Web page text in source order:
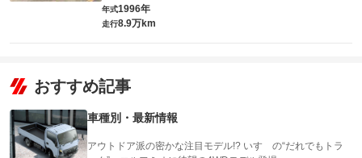
年式1996年
走行8.9万km
おすすめ記事
車種別・最新情報
アウトドア派の密かな注目モデル!? いすゞの“だれでもトラ